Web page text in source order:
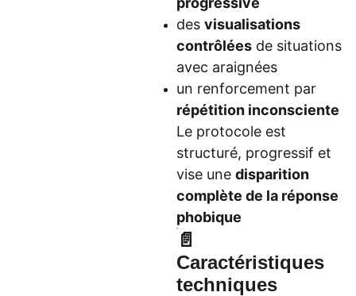
des visualisations
contrôlées de situations
avec araignées
un renforcement par
répétition inconsciente
Le protocole est
structuré, progressif et
vise une disparition
complète de la réponse
phobique
📄
Caractéristiques
techniques